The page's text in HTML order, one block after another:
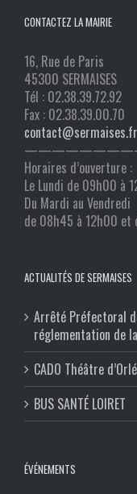
CONTACTEZ LA MAIRIE
16, Rue de Paris
45300 SERMAISES
Tél : 02.38.39.72.92
Fax : 02.38.39.00.70
contact@sermaises.fr
Horaires d’ouverture :
Le Lundi de 09h00 à
Du Mardi au Vendredi
de 08h45 à 12h00 et
ACTUALITÉS DE SERMAISES
Arrêté Préfectoral
réglementation de
CADO Théâtre
BUS SANTÉ LOIRET
ÉVÉNEMENTS